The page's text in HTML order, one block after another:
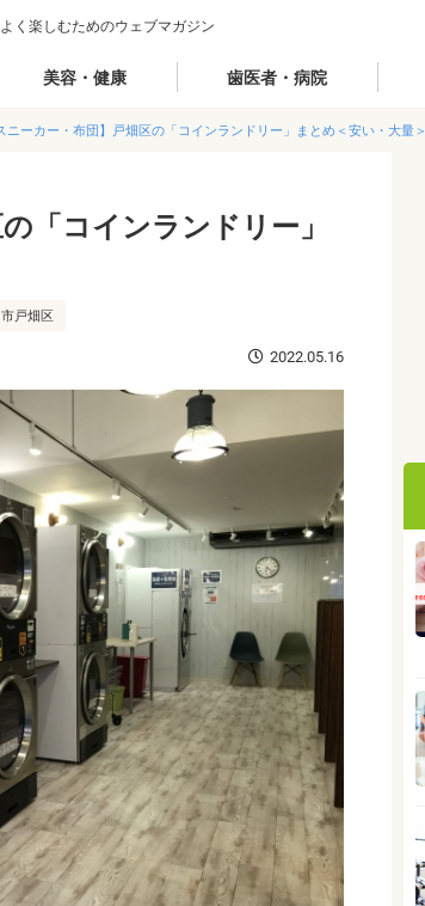
く楽しむためのウェブマガジン
美容・健康 歯医者・病院
ニーカー・布団】戸畑区の「コインランドリー」まとめ＜安い・大量＞
「コインランドリー」
戸畑区
2022.05.16